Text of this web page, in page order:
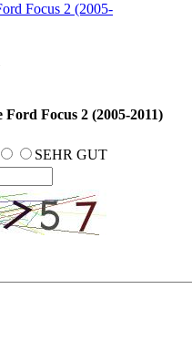
Focus 2 (2005-
Focus 2 (2005-2011)
SEHR GUT